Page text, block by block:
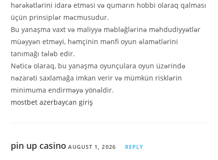
hərəkətlərini idarə etməsi və qumarın hobbi olaraq qalması
üçün prinsiplər məcmusudur.
Bu yanaşma vaxt və maliyyə məbləğlərinə məhdudiyyətlər
müəyyən etməyi, həmçinin mənfi oyun əlamətlərini
tanımağı tələb edir.
Nəticə olaraq, bu yanaşma oyunçulara oyun üzərində
nəzarəti saxlamağa imkan verir və mümkün risklərin
minimuma endirməyə yönəldir.
mostbet azerbaycan giriş
pin up casino AUGUST 1, 2026 REPLY